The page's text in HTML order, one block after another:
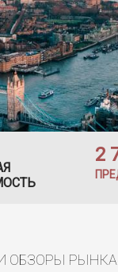
2
ОБЗОРЫ РЫНКА